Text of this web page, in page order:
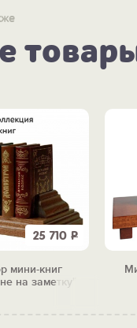
25 710 Р
мини-книг
на заметку"